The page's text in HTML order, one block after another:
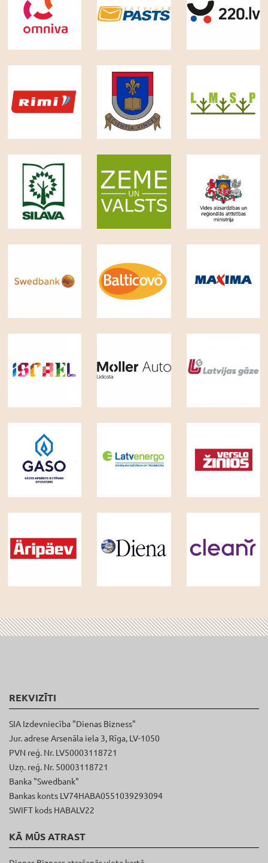
REKVIZĪTI
SIA Izdevniecība "Dienas Bizness"
Jur. adrese Arsenāla iela 3, Rīga, LV-1050
PVN reģ. Nr. LV50003118721
Uzņ. reģ. Nr. 50003118721
Banka "Swedbank"
Bankas konts LV74HABA0551039293094
SWIFT kods HABALV22
KĀ MŪS ATRAST